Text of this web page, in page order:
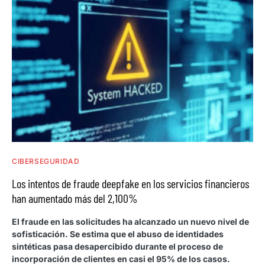
CIBERSEGURIDAD
Los intentos de fraude deepfake en los servicios financieros
han aumentado más del 2,100%
El fraude en las solicitudes ha alcanzado un nuevo nivel de
sofisticación. Se estima que el abuso de identidades
sintéticas pasa desapercibido durante el proceso de
incorporación de clientes en casi el 95% de los casos.